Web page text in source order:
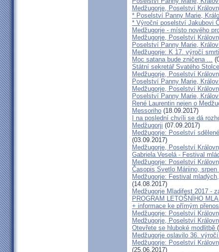
Medžugorje, Poselství
* Poselství Panny Marie,
* Výroční poselství Jakubovi
Medžugorje - místo nového
Medžugorje, Poselství
Poselství Panny Marie,
Medžugorje: K 17. výročí
Moc satana bude zničena ...
Státní sekretář Svatého
Medžugorje, Poselství
Poselství Panny Marie,
Medžugorje, Poselství
Poselství Panny Marie,
René Laurentin nejen o
Messoriho (18.09.2017)
I na poslední chvíli se dá
Medžugorji (07.09.2017)
Medžugorje: Poselství
(03.09.2017)
Medžugorje, Poselství
Gabriela Veselá - Festival
Medžugorje: Poselství
Časopis Svetlo Máriino, srpen
Medžugorje: Festival
(14.08.2017)
Medžugorje Mladifest 2017 -
PROGRAM LETOŠNÍHO
+ informace ke přímým
Medžugorje: Poselství
Medžugorje, Poselství
Otevřete se hluboké modlitbě
Medžugorje oslavilo 36.
Medžugorje: Poselství
(25.06.2017)